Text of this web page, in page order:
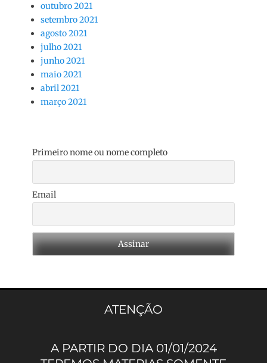
outubro 2021
setembro 2021
agosto 2021
julho 2021
junho 2021
maio 2021
abril 2021
março 2021
Primeiro nome ou nome completo
Email
ATENÇÃO
A PARTIR DO DIA 01/01/2024